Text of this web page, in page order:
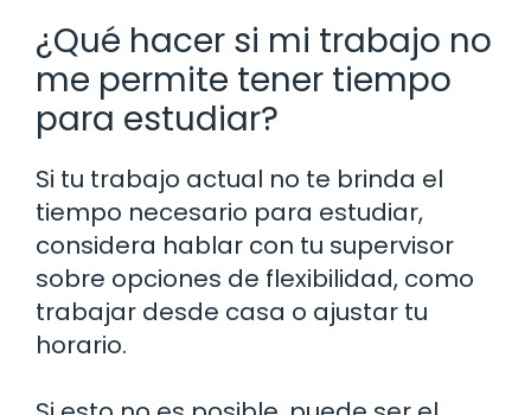
¿Qué hacer si mi trabajo no
me permite tener tiempo
para estudiar?
Si tu trabajo actual no te brinda el
tiempo necesario para estudiar,
considera hablar con tu supervisor
sobre opciones de flexibilidad, como
trabajar desde casa o ajustar tu
horario.